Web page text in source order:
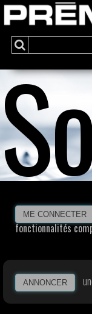
ME CONNECTER
fonctionnalités
ANNONCER